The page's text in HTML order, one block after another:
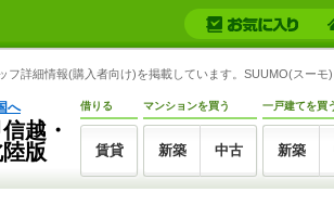
フ詳細情報(購入者向け)を掲載しています。SUUMO(スーモ)
へ
越・
版
借りる
賃貸
マンションを買う
新築 中古
一戸建てを買
新築